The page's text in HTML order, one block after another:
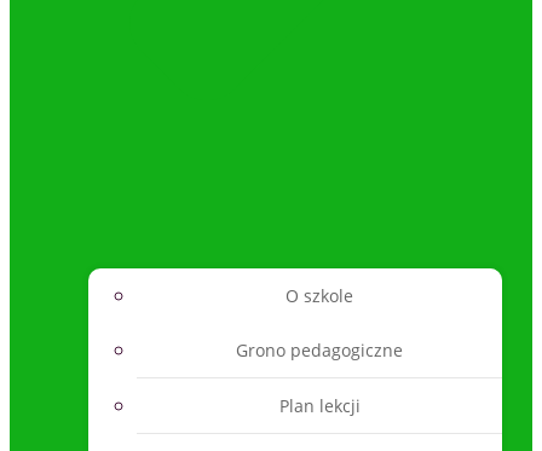
O szkole
Grono pedagogiczne
Plan lekcji